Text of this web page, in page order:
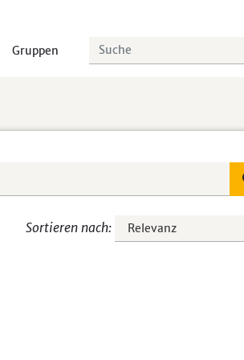
Gruppen
Sortieren nach